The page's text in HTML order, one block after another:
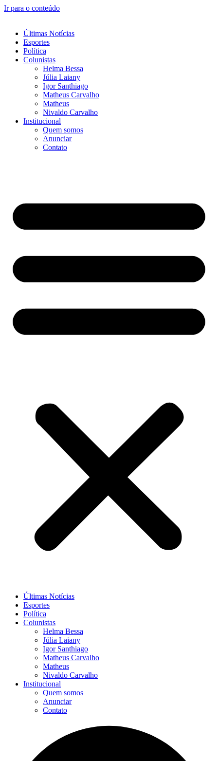
Ir para o conteúdo
Últimas Notícias
Esportes
Política
Colunistas
Helma Bessa
Júlia Laiany
Igor Santhiago
Matheus Carvalho
Matheus
Nivaldo Carvalho
Institucional
Quem somos
Anunciar
Contato
Últimas Notícias
Esportes
Política
Colunistas
Helma Bessa
Júlia Laiany
Igor Santhiago
Matheus Carvalho
Matheus
Nivaldo Carvalho
Institucional
Quem somos
Anunciar
Contato